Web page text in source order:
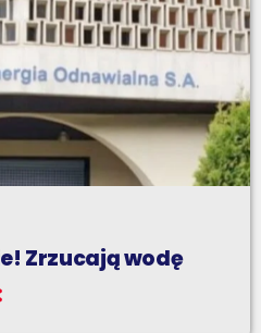
Zrzucają wodę